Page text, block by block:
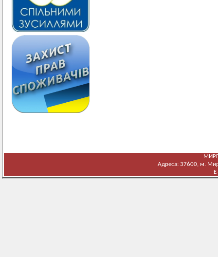
Адреса: 37600, м.